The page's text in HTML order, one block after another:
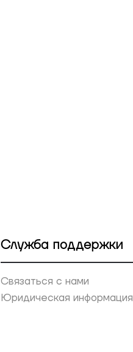
Служба поддержки
Связаться с нами
Юридическая информация